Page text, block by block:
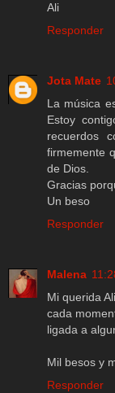
Ali
Responder
Jota Mate
La música
Estoy
recuerdos
firmemente
de Dios.
Gracias
Un beso
Responder
Malena
Mi querida
cada
ligada a
Mil besos y
Responder